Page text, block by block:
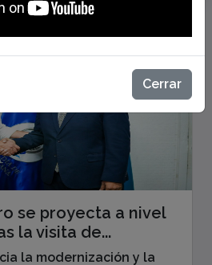
Cerrar
se proyecta a nivel
la visita de...
la modernización y la